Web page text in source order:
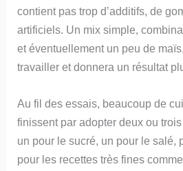
contient pas trop d’additifs, de
artificiels. Un mix simple,
et éventuellement un peu de
travailler et donnera un résultat
Au fil des essais, beaucoup de
finissent par adopter deux ou
un pour le sucré, un pour le salé,
pour les recettes très fines